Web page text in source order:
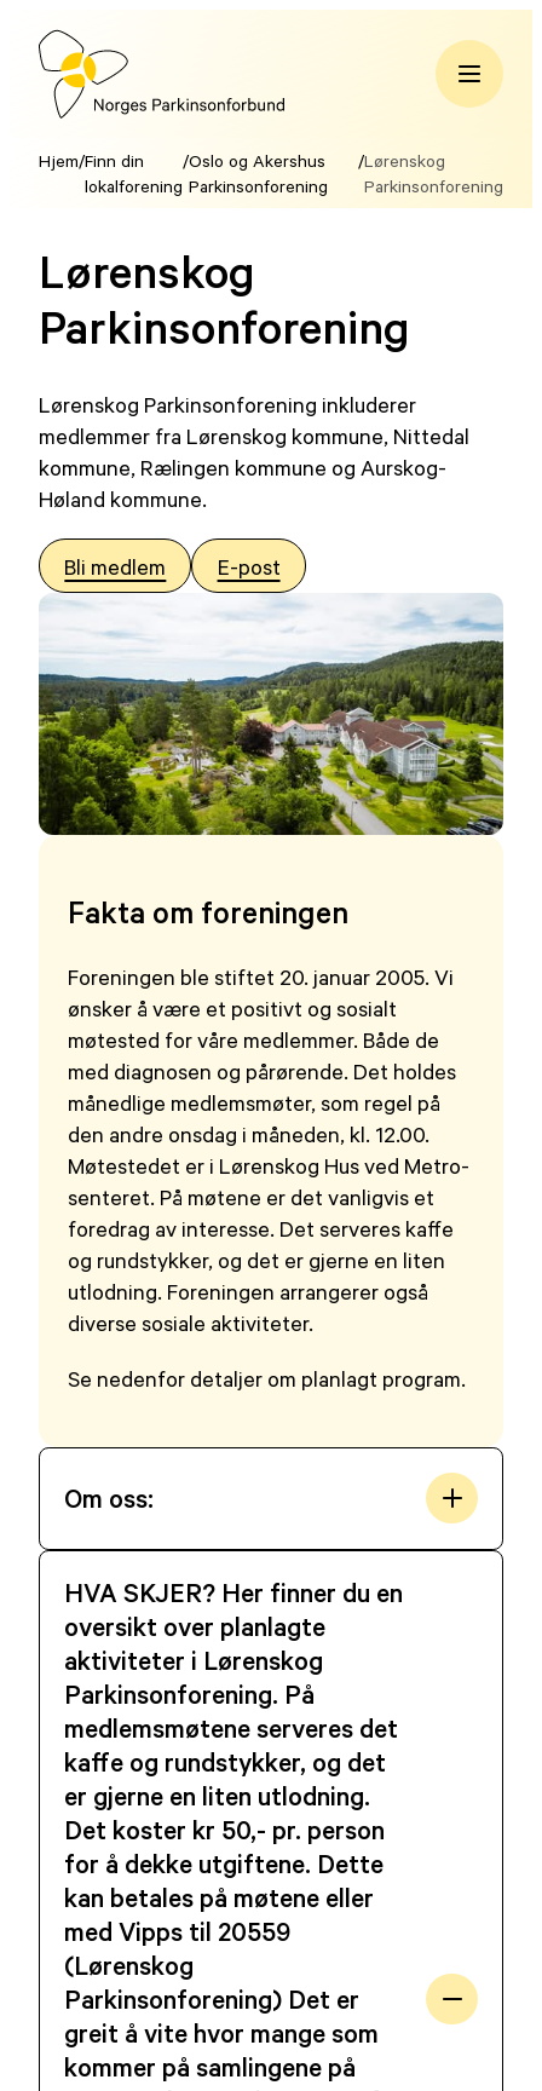
Hopp
innholdNorges
Hjem/Finn din
lokalforening
/Oslo og Akershus
Parkinsonforening
/Lørenskog
Parkinsonforening
Lørenskog
Parkinsonforening
Lørenskog Parkinsonforening inkluderer
medlemmer fra Lørenskog kommune, Nittedal
kommune, Rælingen kommune og Aurskog-
Høland kommune.
Bli medlem E-post
Fakta om foreningen
Foreningen ble stiftet 20. januar 2005. Vi
ønsker å være et positivt og sosialt
møtested for våre medlemmer. Både de
med diagnosen og pårørende. Det holdes
månedlige medlemsmøter, som regel på
den andre onsdag i måneden, kl. 12.00.
Møtestedet er i Lørenskog Hus ved Metro-
senteret. På møtene er det vanligvis et
foredrag av interesse. Det serveres kaffe
og rundstykker, og det er gjerne en liten
utlodning. Foreningen arrangerer også
diverse sosiale aktiviteter.
Se nedenfor detaljer om planlagt program.
Om oss:
HVA SKJER? Her finner du en
oversikt over planlagte
aktiviteter i Lørenskog
Parkinsonforening. På
medlemsmøtene serveres det
kaffe og rundstykker, og det
er gjerne en liten utlodning.
Det koster kr 50,- pr. person
for å dekke utgiftene. Dette
kan betales på møtene eller
med Vipps til 20559
(Lørenskog
Parkinsonforening) Det er
greit å vite hvor mange som
kommer på samlingene på